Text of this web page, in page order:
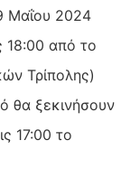
Μαΐου 2024
18:00 από το
Τρίπολης)
θα ξεκινήσουν
17:00 το